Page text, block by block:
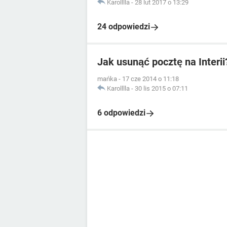
Karolllla - 28 lut 2017 o 13:29
24 odpowiedzi
Jak usunąć pocztę na
mańka - 17 cze 2014 o 11:18
Karolllla - 30 lis 2015 o 07:11
6 odpowiedzi